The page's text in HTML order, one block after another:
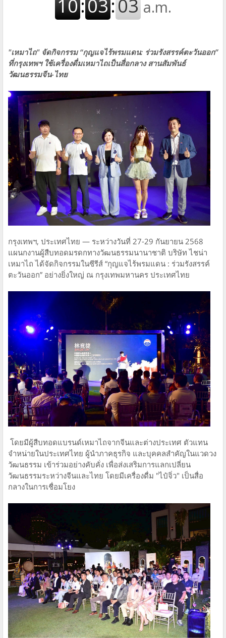
"เหมาไถ" จัดกิจกรรม “กุญแจไร้พรมแดน: ร่วมรังสรรค์ตะวันออก”
ที่กรุงเทพฯ ใช้เครื่องดื่มเหมาไถเป็นสื่อกลาง สานสัมพันธ์
วัฒนธรรมจีน-ไทย
กรุงเทพฯ, ประเทศไทย — ระหว่างวันที่ 27-29 กันยายน 2568
แผนกงานผู้สืบทอดมรดกทางวัฒนธรรมนานาชาติ บริษัท ไชน่า
เหมาไถ ได้จัดกิจกรรมในซีรีส์ “กุญแจไร้พรมแดน : ร่วมรังสรรค์
ตะวันออก” อย่างยิ่งใหญ่ ณ กรุงเทพมหานคร ประเทศไทย
โดยมีผู้สืบทอดแบรนด์เหมาไถจากจีนและต่างประเทศ ตัวแทน
จำหน่ายในประเทศไทย ผู้นำภาคธุรกิจ และบุคคลสำคัญในแวดวง
วัฒนธรรม เข้าร่วมอย่างคับคั่ง เพื่อส่งเสริมการแลกเปลี่ยน
วัฒนธรรมระหว่างจีนและไทย โดยมีเครื่องดื่ม "ไป๋จิ่ว" เป็นสื่อ
กลางในการเชื่อมโยง